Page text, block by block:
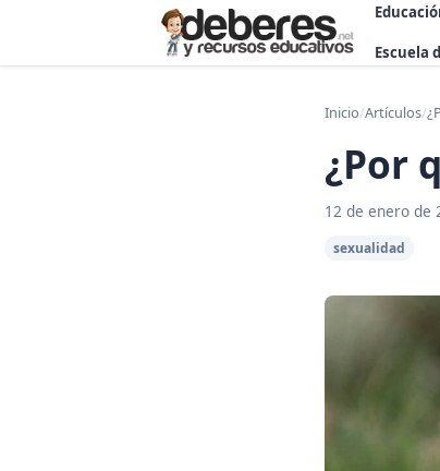
Escuela
Inicio/Artículos/
¿Por
12 de enero de
sexualidad